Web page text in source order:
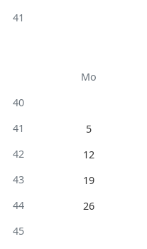
41
Mo
40
41
5
42
12
43
19
44
26
45